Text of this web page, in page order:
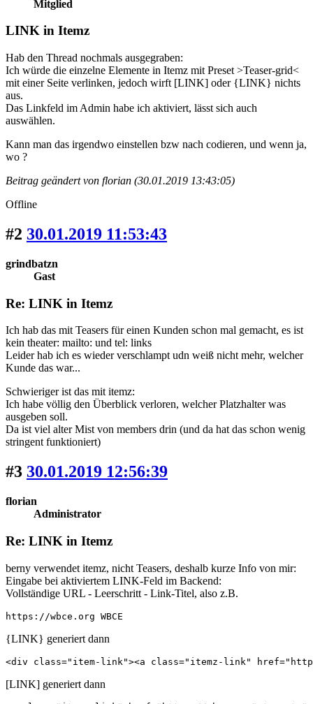
Mitglied
LINK in Itemz
Hab den Thread nochmals ausgegraben:
Ich würde die einzelne Elemente in Itemz mit Preset >Teaser-grid<
mit einer Seite verlinken, jedoch wirft [LINK] oder {LINK} nichts
aus.
Das Linkfeld im Admin habe ich aktiviert, lässt sich auch
auswählen.
Kann man das irgendwo einstellen bzw nach codieren, und wenn ja,
wo ?
Beitrag geändert von florian (30.01.2019 13:43:05)
Offline
#2 30.01.2019 11:53:43
grindbatzn
Gast
Re: LINK in Itemz
Ich hab das mit Teasers für einen Kunden schon mal gemacht, es ist
kein theater: mailto: und tel: links
Leider hab ich es wieder verschlampt udn weiß nicht mehr, welcher
Kunde das war...
Schwieriger ist das mit itemz:
Ich habe völlig den Überblick verloren, welcher Platzhalter was
ausgeben soll.
Da ist viel alter Mist von members drin (und da hat das schon wenig
stringent funktioniert)
#3 30.01.2019 12:56:39
florian
Administrator
Re: LINK in Itemz
berny verwendet itemz, nicht Teasers, deshalb kurze Info von mir:
Eingabe bei aktiviertem LINK-Feld im Backend:
Vollständige URL - Leerschritt - Link-Titel, also z.B.
https://wbce.org WBCE
{LINK} generiert dann
<div class="item-link"><a class="itemz-link"
[LINK] generiert dann